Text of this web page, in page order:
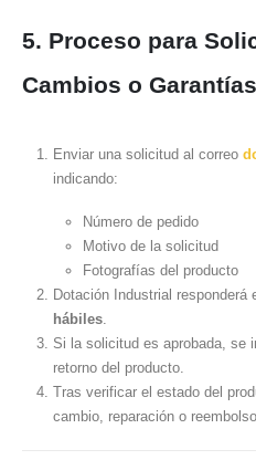
5. Proceso para
Cambios o Garantías
Enviar una solicitud al correo
indicando:
Número de pedido
Motivo de la solicitud
Fotografías del producto
Dotación Industrial responderá
hábiles.
Si la solicitud es aprobada, se
retorno del producto.
Tras verificar el estado del
cambio, reparación o